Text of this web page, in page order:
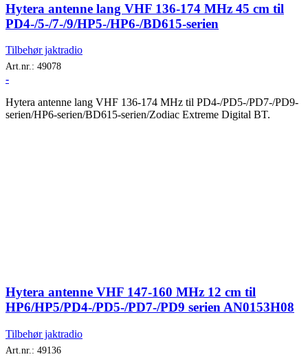
Hytera antenne lang VHF 136-174 MHz 45 cm til
PD4-/5-/7-/9/HP5-/HP6-/BD615-serien
Tilbehør jaktradio
Art.nr.: 49078
-
Hytera antenne lang VHF 136-174 MHz til PD4-/PD5-/PD7-/PD9-
serien/HP6-serien/BD615-serien/Zodiac Extreme Digital BT.
Hytera antenne VHF 147-160 MHz 12 cm til
HP6/HP5/PD4-/PD5-/PD7-/PD9 serien AN0153H08
Tilbehør jaktradio
Art.nr.: 49136